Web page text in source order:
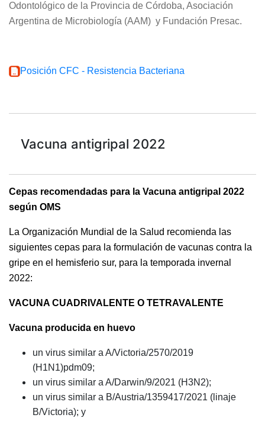
Odontológico de la Provincia de Córdoba, Asociación
Argentina de Microbiología (AAM) y Fundación Presac.
Posición CFC - Resistencia Bacteriana
Vacuna antigripal 2022
Cepas recomendadas para la Vacuna antigripal 2022
según OMS
La Organización Mundial de la Salud recomienda las
siguientes cepas para la formulación de vacunas contra la
gripe en el hemisferio sur, para la temporada invernal
2022:
VACUNA CUADRIVALENTE O TETRAVALENTE
Vacuna producida en huevo
un virus similar a A/Victoria/2570/2019
(H1N1)pdm09;
un virus similar a A/Darwin/9/2021 (H3N2);
un virus similar a B/Austria/1359417/2021 (linaje
B/Victoria); y